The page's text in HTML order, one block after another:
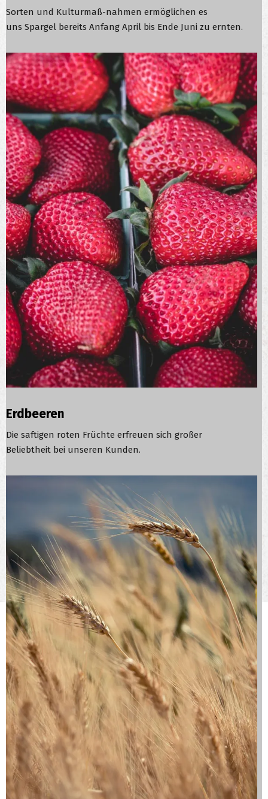
Sorten und Kulturmaß-nahmen ermöglichen es
uns Spargel bereits Anfang April bis Ende Juni zu ernten.
Erdbeeren
Die saftigen roten Früchte erfreuen sich großer
Beliebtheit bei unseren Kunden.